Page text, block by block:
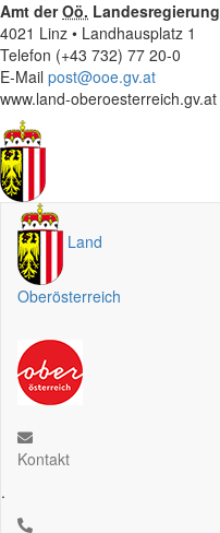
Amt derOö. Landesregierung
4021 Linz • Landhausplatz 1
Telefon (+43 732) 77 20-0
E-Mail post@ooe.gv.at
www.land-oberoesterreich.gv.at
Land
Oberösterreich
Kontakt
.